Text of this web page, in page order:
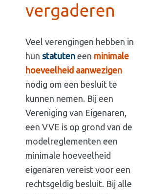
vergaderen
Veel verengingen hebben in
hun statuten een minimale
hoeveelheid aanwezigen
nodig om een besluit te
kunnen nemen. Bij een
Vereniging van Eigenaren,
een VVE is op grond van de
modelreglementen een
minimale hoeveelheid
eigenaren vereist voor een
rechtsgeldig besluit. Bij alle